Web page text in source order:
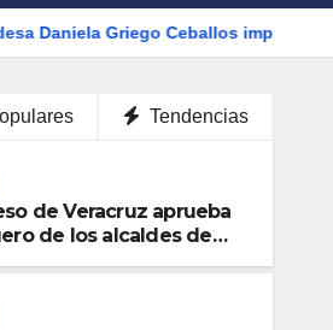
impulsa obras y servicios para
Tendencias
de Veracruz aprueba
de los alcaldes de